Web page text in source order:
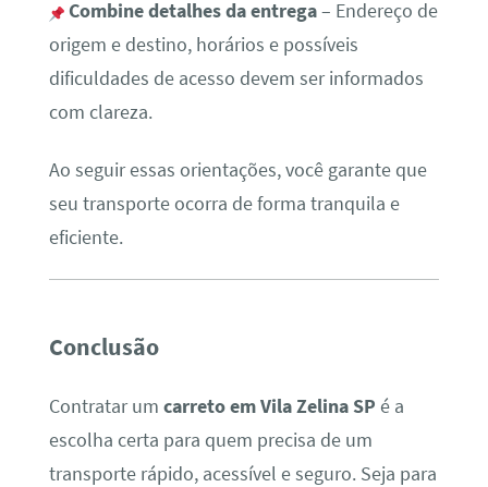
Combine detalhes da entrega– Endereço de
origem e destino, horários e possíveis
dificuldades de acesso devem ser informados
com clareza.
Ao seguir essas orientações, você garante que
seu transporte ocorra de forma tranquila e
eficiente.
Conclusão
Contratar um carreto em Vila Zelina SP é a
escolha certa para quem precisa de um
transporte rápido, acessível e seguro. Seja para